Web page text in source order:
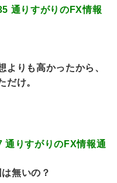
通りすがりのFX情報
よりも高かったから、
だけ。
りすがりのFX情報通
無いの？